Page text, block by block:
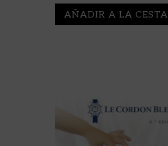
AÑADIR A LA CESTA